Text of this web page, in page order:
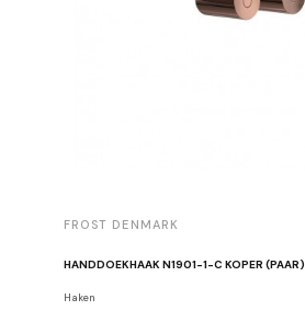
FROST DENMARK
HANDDOEKHAAK N1901-1-C KOPER (PAAR)
Haken